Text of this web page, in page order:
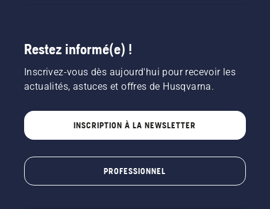
Restez informé(e) !
Inscrivez-vous dès aujourd'hui pour recevoir les
actualités, astuces et offres de Husqvarna.
INSCRIPTION À LA NEWSLETTER
PROFESSIONNEL